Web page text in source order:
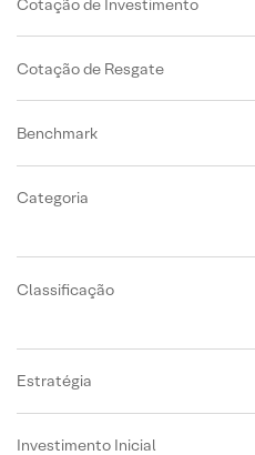
Cotação de Investimento
Cotação de Resgate
Benchmark
Categoria
Classificação
Estratégia
Investimento Inicial